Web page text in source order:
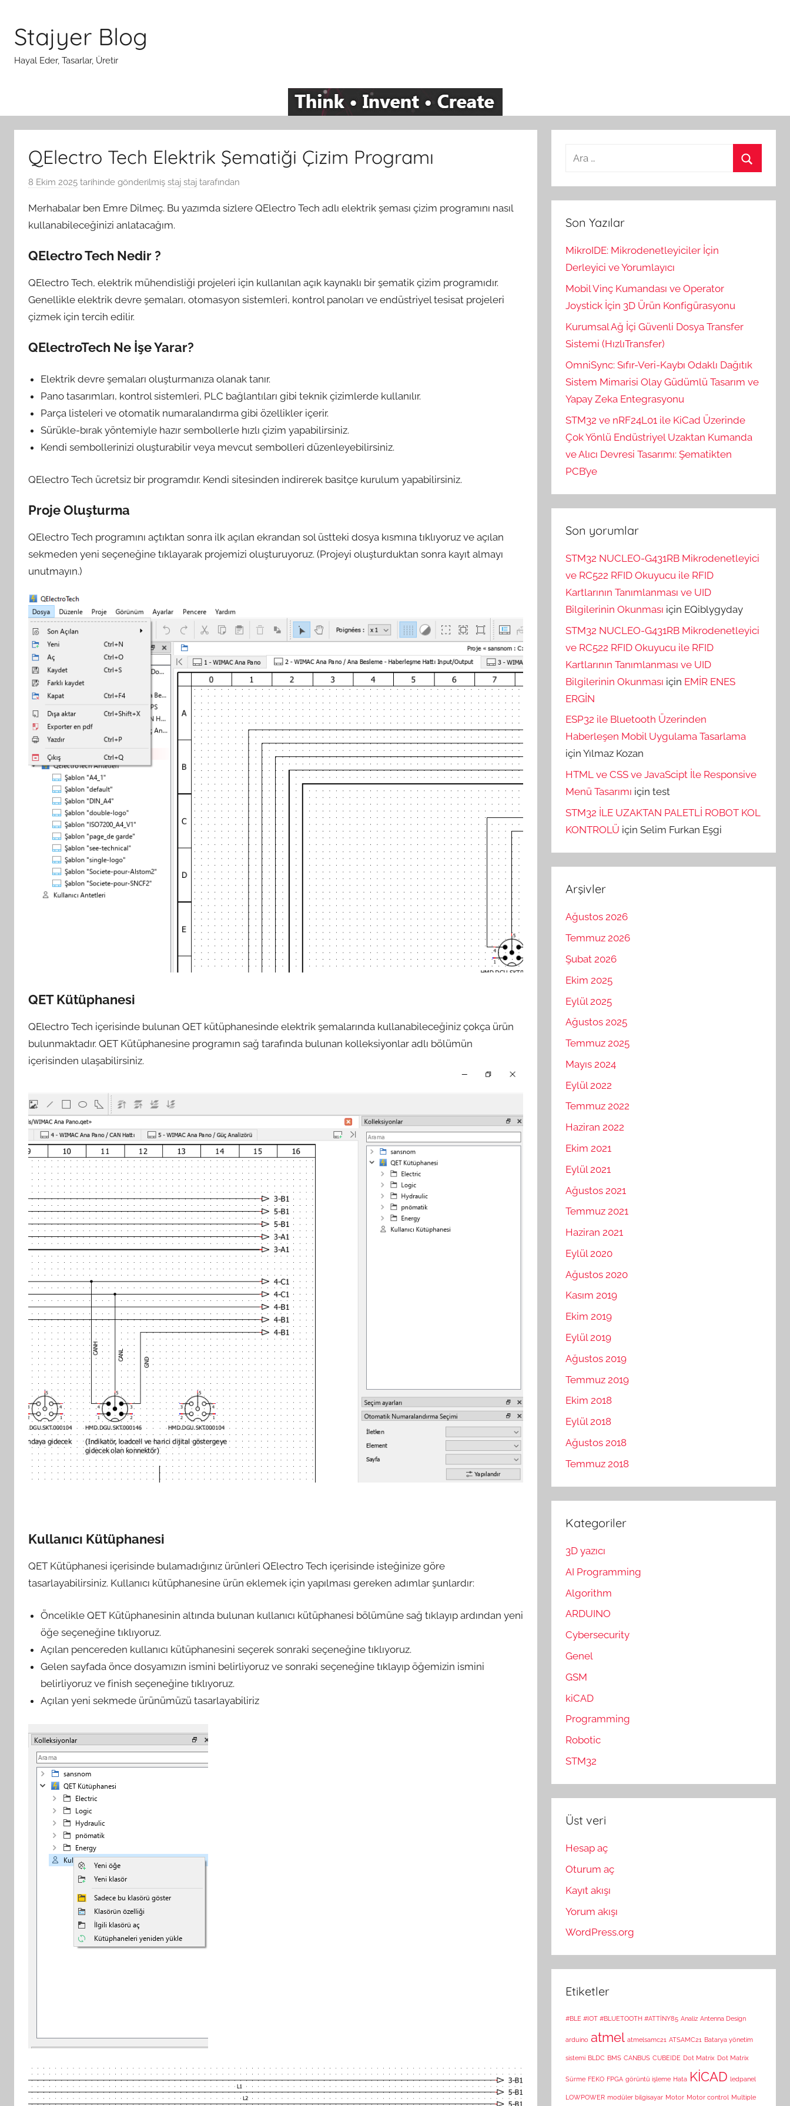
Stajyer Blog
Hayal Eder, Tasarlar, Üretir
QElectro Tech Elektrik Şematiği Çizim Programı
8 Ekim 2025 tarihinde gönderilmiş staj staj tarafından
Merhabalar ben Emre Dilmeç. Bu yazımda sizlere QElectro Tech adlı elektrik şeması çizim programını nasıl
kullanabileceğinizi anlatacağım.
QElectro Tech Nedir ?
QElectro Tech, elektrik mühendisliği projeleri için kullanılan açık kaynaklı bir şematik çizim programıdır.
Genellikle elektrik devre şemaları, otomasyon sistemleri, kontrol panoları ve endüstriyel tesisat projeleri
çizmek için tercih edilir.
QElectroTech Ne İşe Yarar?
Elektrik devre şemaları oluşturmanıza olanak tanır.
Pano tasarımları, kontrol sistemleri, PLC bağlantıları gibi teknik çizimlerde kullanılır.
Parça listeleri ve otomatik numaralandırma gibi özellikler içerir.
Sürükle-bırak yöntemiyle hazır sembollerle hızlı çizim yapabilirsiniz.
Kendi sembollerinizi oluşturabilir veya mevcut sembolleri düzenleyebilirsiniz.
QElectro Tech ücretsiz bir programdır. Kendi sitesinden indirerek basitçe kurulum yapabilirsiniz.
Proje Oluşturma
QElectro Tech programını açtıktan sonra ilk açılan ekrandan sol üstteki dosya kısmına tıklıyoruz ve açılan
sekmeden yeni seçeneğine tıklayarak projemizi oluşturuyoruz. (Projeyi oluşturduktan sonra kayıt almayı
unutmayın.)
QET Kütüphanesi
QElectro Tech içerisinde bulunan QET kütüphanesinde elektrik şemalarında kullanabileceğiniz çokça ürün
bulunmaktadır. QET Kütüphanesine programın sağ tarafında bulunan kolleksiyonlar adlı bölümün
içerisinden ulaşabilirsiniz.
Kullanıcı Kütüphanesi
QET Kütüphanesi içerisinde bulamadığınız ürünleri QElectro Tech içerisinde isteğinize göre
tasarlayabilirsiniz. Kullanıcı kütüphanesine ürün eklemek için yapılması gereken adımlar şunlardır:
Öncelikle QET Kütüphanesinin altında bulunan kullanıcı kütüphanesi bölümüne sağ tıklayıp ardından yeni
öğe seçeneğine tıklıyoruz.
Açılan pencereden kullanıcı kütüphanesini seçerek sonraki seçeneğine tıklıyoruz.
Gelen sayfada önce dosyamızın ismini belirliyoruz ve sonraki seçeneğine tıklayıp öğemizin ismini
belirliyoruz ve finish seçeneğine tıklıyoruz.
Açılan yeni sekmede ürünümüzü tasarlayabiliriz
Arama:
Son Yazılar
MikroIDE: Mikrodenetleyiciler İçin
Derleyici ve Yorumlayıcı
Mobil Vinç Kumandası ve Operator
Joystick İçin 3D Ürün Konfigürasyonu
Kurumsal Ağ İçi Güvenli Dosya Transfer
Sistemi (HızlıTransfer)
OmniSync: Sıfır-Veri-Kaybı Odaklı Dağıtık
Sistem Mimarisi Olay Güdümlü Tasarım ve
Yapay Zeka Entegrasyonu
STM32 ve nRF24L01 ile KiCad Üzerinde
Çok Yönlü Endüstriyel Uzaktan Kumanda
ve Alıcı Devresi Tasarımı: Şematikten
PCB’ye
Son yorumlar
STM32 NUCLEO-G431RB Mikrodenetleyici
ve RC522 RFID Okuyucu ile RFID
Kartlarının Tanımlanması ve UID
Bilgilerinin Okunması için EQiblygyday
STM32 NUCLEO-G431RB Mikrodenetleyici
ve RC522 RFID Okuyucu ile RFID
Kartlarının Tanımlanması ve UID
Bilgilerinin Okunması için EMİR ENES
ERGİN
ESP32 ile Bluetooth Üzerinden
Haberleşen Mobil Uygulama Tasarlama
içinYılmaz Kozan
HTML ve CSS ve JavaScipt İle Responsive
Menü Tasarımı içintest
STM32 İLE UZAKTAN PALETLİ ROBOT KOL
KONTROLÜ içinSelim Furkan Eşgi
Arşivler
Ağustos 2026
Temmuz 2026
Şubat 2026
Ekim 2025
Eylül 2025
Ağustos 2025
Temmuz 2025
Mayıs 2024
Eylül 2022
Temmuz 2022
Haziran 2022
Ekim 2021
Eylül 2021
Ağustos 2021
Temmuz 2021
Haziran 2021
Eylül 2020
Ağustos 2020
Kasım 2019
Ekim 2019
Eylül 2019
Ağustos 2019
Temmuz 2019
Ekim 2018
Eylül 2018
Ağustos 2018
Temmuz 2018
Kategoriler
3D yazıcı
AI Programming
Algorithm
ARDUINO
Cybersecurity
Genel
GSM
kiCAD
Programming
Robotic
STM32
Üst veri
Hesap aç
Oturum aç
Kayıt akışı
Yorum akışı
WordPress.org
Etiketler
#BLE #IOT #BLUETOOTH #ATTİNY85 Analiz Antenna Design
arduino atmel atmelsamc21 ATSAMC21 Batarya yönetim
sistemi BLDC BMS CANBUS CUBEIDE Dot Matrix Dot Matrix
Sürme FEKO FPGA görüntü işleme Hata KİCAD ledpanel
LOWPOWER modüler bilgisayar Motor Motor control Multiple